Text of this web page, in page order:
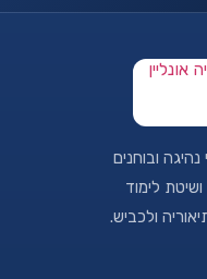
ובוחנים
ושיטת לימוד
ולכביש.